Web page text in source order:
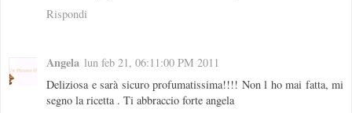
Rispondi
Angela lun feb 21, 06:11:00 PM 2011
Deliziosa e sarà sicuro profumatissima!!!! Non l ho mai fatta, mi
segno la ricetta . Ti abbraccio forte angela